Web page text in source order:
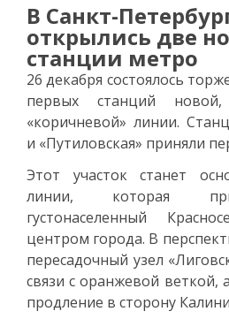
В Санкт-
открылись две
станции метро
26 декабря состоялось
первых станций
«коричневой» линии.
и «Путиловская» приняли
Этот участок станет
линии, которая
густонаселенный
центром города. В
пересадочный узел
связи с оранжевой веткой,
продление в сторону